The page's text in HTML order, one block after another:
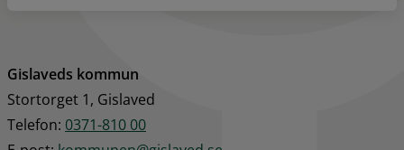
Gislaveds kommun
Stortorget 1, Gislaved
Telefon: 0371-810 00